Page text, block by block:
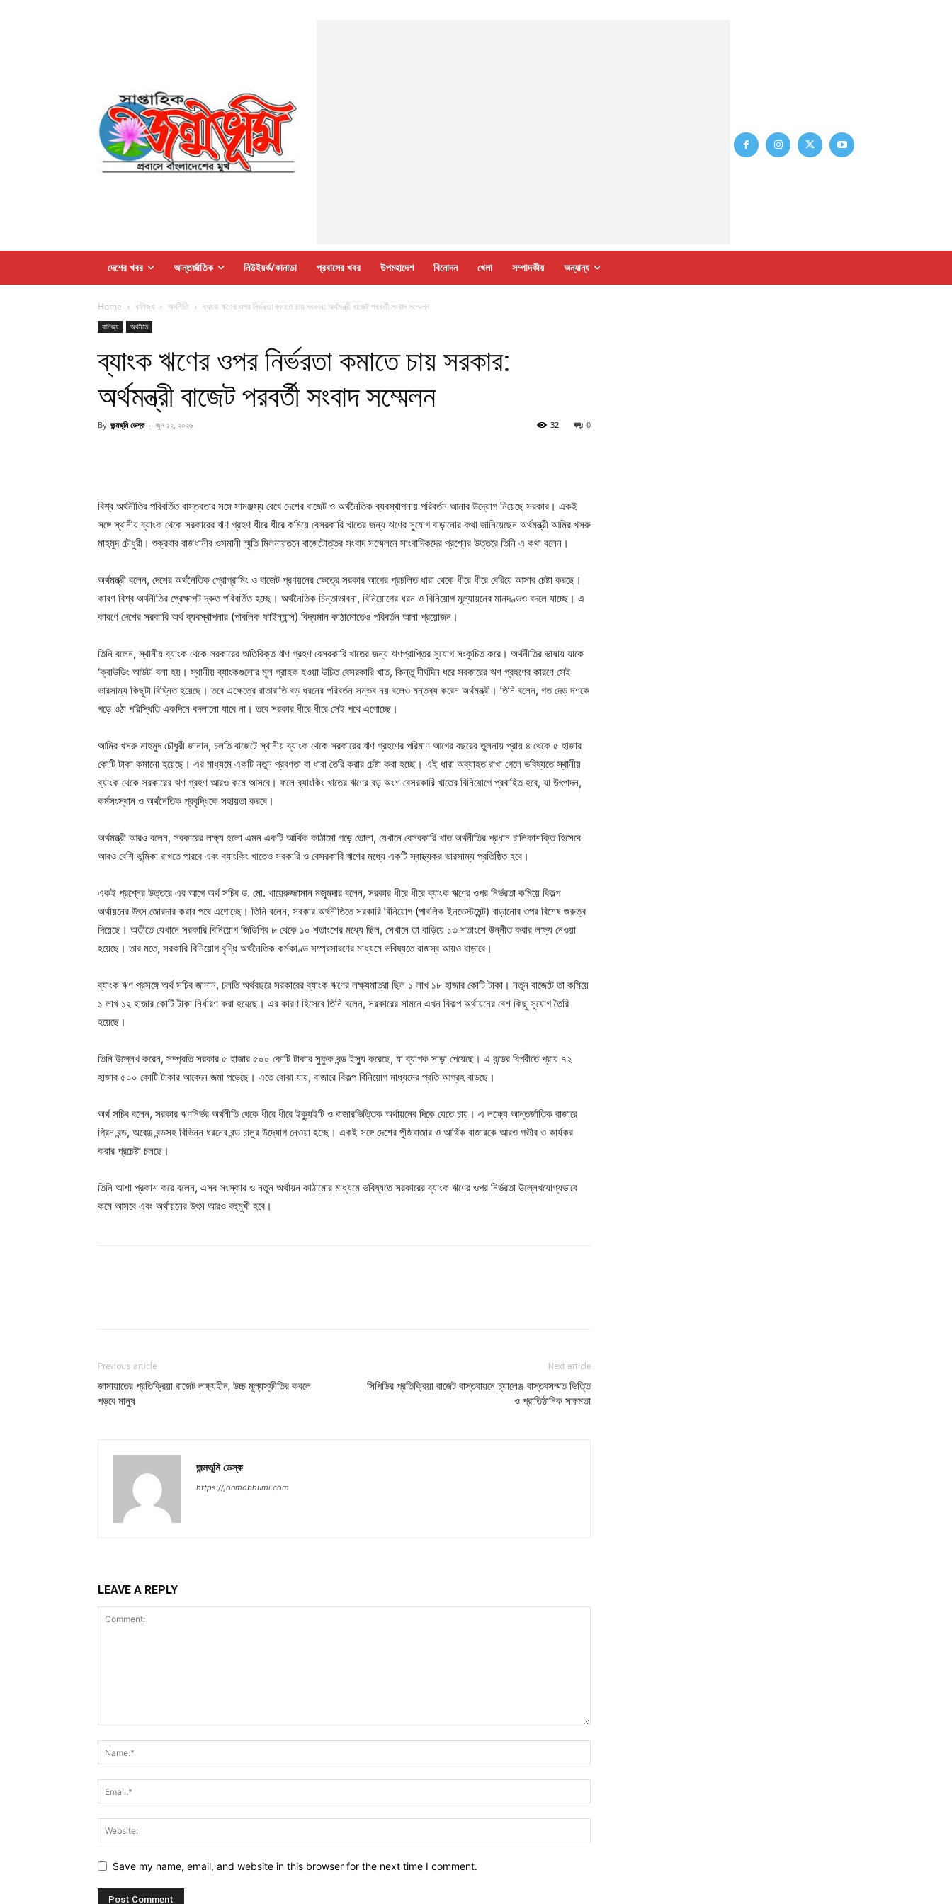
দেশের খবর আন্তর্জাতিক নিউইয়র্ক/কানাডা প্রবাসের খবর উপমহাদেশ বিনোদন খেলা সম্পাদকীয় অন্যান্য
Home বাণিজ্য অর্থনীতি ব্যাংক ঋণের ওপর নির্ভরতা কমাতে চায় সরকার: অর্থমন্ত্রী বাজেট পরবর্তী সংবাদ সম্মেলন
বাণিজ্য অর্থনীতি
ব্যাংক ঋণের ওপর নির্ভরতা কমাতে চায় সরকার:
অর্থমন্ত্রী বাজেট পরবর্তী সংবাদ সম্মেলন
By জন্মভূমি ডেস্ক - জুন ১২, ২০২৬ 0
32
বিশ্ব অর্থনীতির পরিবর্তিত বাস্তবতার সঙ্গে সামঞ্জস্য রেখে দেশের বাজেট ও অর্থনৈতিক ব্যবস্থাপনায় পরিবর্তন আনার উদ্যোগ নিয়েছে সরকার। একই
সঙ্গে স্থানীয় ব্যাংক থেকে সরকারের ঋণ গ্রহণ ধীরে ধীরে কমিয়ে বেসরকারি খাতের জন্য ঋণের সুযোগ বাড়ানোর কথা জানিয়েছেন অর্থমন্ত্রী আমির খসরু
মাহমুদ চৌধুরী। শুক্রবার রাজধানীর ওসমানী স্মৃতি মিলনায়তনে বাজেটোত্তর সংবাদ সম্মেলনে সাংবাদিকদের প্রশ্নের উত্তরে তিনি এ কথা বলেন।
অর্থমন্ত্রী বলেন, দেশের অর্থনৈতিক প্রোগ্রামিং ও বাজেট প্রণয়নের ক্ষেত্রে সরকার আগের প্রচলিত ধারা থেকে ধীরে ধীরে বেরিয়ে আসার চেষ্টা করছে।
কারণ বিশ্ব অর্থনীতির প্রেক্ষাপট দ্রুত পরিবর্তিত হচ্ছে। অর্থনৈতিক চিন্তাভাবনা, বিনিয়োগের ধরন ও বিনিয়োগ মূল্যায়নের মানদণ্ডও বদলে যাচ্ছে। এ
কারণে দেশের সরকারি অর্থ ব্যবস্থাপনার (পাবলিক ফাইন্যান্স) বিদ্যমান কাঠামোতেও পরিবর্তন আনা প্রয়োজন।
তিনি বলেন, স্থানীয় ব্যাংক থেকে সরকারের অতিরিক্ত ঋণ গ্রহণ বেসরকারি খাতের জন্য ঋণপ্রাপ্তির সুযোগ সংকুচিত করে। অর্থনীতির ভাষায় যাকে
‘ক্রাউডিং আউট’ বলা হয়। স্থানীয় ব্যাংকগুলোর মূল গ্রাহক হওয়া উচিত বেসরকারি খাত, কিন্তু দীর্ঘদিন ধরে সরকারের ঋণ গ্রহণের কারণে সেই
ভারসাম্য কিছুটা বিঘ্নিত হয়েছে। তবে এক্ষেত্রে রাতারাতি বড় ধরনের পরিবর্তন সম্ভব নয় বলেও মন্তব্য করেন অর্থমন্ত্রী। তিনি বলেন, গত দেড় দশকে
গড়ে ওঠা পরিস্থিতি একদিনে বদলানো যাবে না। তবে সরকার ধীরে ধীরে সেই পথে এগোচ্ছে।
আমির খসরু মাহমুদ চৌধুরী জানান, চলতি বাজেটে স্থানীয় ব্যাংক থেকে সরকারের ঋণ গ্রহণের পরিমাণ আগের বছরের তুলনায় প্রায় ৪ থেকে ৫ হাজার
কোটি টাকা কমানো হয়েছে। এর মাধ্যমে একটি নতুন প্রবণতা বা ধারা তৈরি করার চেষ্টা করা হচ্ছে। এই ধারা অব্যাহত রাখা গেলে ভবিষ্যতে স্থানীয়
ব্যাংক থেকে সরকারের ঋণ গ্রহণ আরও কমে আসবে। ফলে ব্যাংকিং খাতের ঋণের বড় অংশ বেসরকারি খাতের বিনিয়োগে প্রবাহিত হবে, যা উৎপাদন,
কর্মসংস্থান ও অর্থনৈতিক প্রবৃদ্ধিকে সহায়তা করবে।
অর্থমন্ত্রী আরও বলেন, সরকারের লক্ষ্য হলো এমন একটি আর্থিক কাঠামো গড়ে তোলা, যেখানে বেসরকারি খাত অর্থনীতির প্রধান চালিকাশক্তি হিসেবে
আরও বেশি ভূমিকা রাখতে পারবে এবং ব্যাংকিং খাতেও সরকারি ও বেসরকারি ঋণের মধ্যে একটি স্বাস্থ্যকর ভারসাম্য প্রতিষ্ঠিত হবে।
একই প্রশ্নের উত্তরে এর আগে অর্থ সচিব ড. মো. খায়েরুজ্জামান মজুমদার বলেন, সরকার ধীরে ধীরে ব্যাংক ঋণের ওপর নির্ভরতা কমিয়ে বিকল্প
অর্থায়নের উৎস জোরদার করার পথে এগোচ্ছে। তিনি বলেন, সরকার অর্থনীতিতে সরকারি বিনিয়োগ (পাবলিক ইনভেস্টমেন্ট) বাড়ানোর ওপর বিশেষ গুরুত্ব
দিয়েছে। অতীতে যেখানে সরকারি বিনিয়োগ জিডিপির ৮ থেকে ১০ শতাংশের মধ্যে ছিল, সেখানে তা বাড়িয়ে ১৩ শতাংশে উন্নীত করার লক্ষ্য নেওয়া
হয়েছে। তার মতে, সরকারি বিনিয়োগ বৃদ্ধি অর্থনৈতিক কর্মকাণ্ড সম্প্রসারণের মাধ্যমে ভবিষ্যতে রাজস্ব আয়ও বাড়াবে।
ব্যাংক ঋণ প্রসঙ্গে অর্থ সচিব জানান, চলতি অর্থবছরে সরকারের ব্যাংক ঋণের লক্ষ্যমাত্রা ছিল ১ লাখ ১৮ হাজার কোটি টাকা। নতুন বাজেটে তা কমিয়ে
১ লাখ ১২ হাজার কোটি টাকা নির্ধারণ করা হয়েছে। এর কারণ হিসেবে তিনি বলেন, সরকারের সামনে এখন বিকল্প অর্থায়নের বেশ কিছু সুযোগ তৈরি
হয়েছে।
তিনি উল্লেখ করেন, সম্প্রতি সরকার ৫ হাজার ৫০০ কোটি টাকার সুকুক বন্ড ইস্যু করেছে, যা ব্যাপক সাড়া পেয়েছে। এ বন্ডের বিপরীতে প্রায় ৭২
হাজার ৫০০ কোটি টাকার আবেদন জমা পড়েছে। এতে বোঝা যায়, বাজারে বিকল্প বিনিয়োগ মাধ্যমের প্রতি আগ্রহ বাড়ছে।
অর্থ সচিব বলেন, সরকার ঋণনির্ভর অর্থনীতি থেকে ধীরে ধীরে ইক্যুইটি ও বাজারভিত্তিক অর্থায়নের দিকে যেতে চায়। এ লক্ষ্যে আন্তর্জাতিক বাজারে
গ্রিন বন্ড, অরেঞ্জ বন্ডসহ বিভিন্ন ধরনের বন্ড চালুর উদ্যোগ নেওয়া হচ্ছে। একই সঙ্গে দেশের পুঁজিবাজার ও আর্থিক বাজারকে আরও গভীর ও কার্যকর
করার প্রচেষ্টা চলছে।
তিনি আশা প্রকাশ করে বলেন, এসব সংস্কার ও নতুন অর্থায়ন কাঠামোর মাধ্যমে ভবিষ্যতে সরকারের ব্যাংক ঋণের ওপর নির্ভরতা উল্লেখযোগ্যভাবে
কমে আসবে এবং অর্থায়নের উৎস আরও বহুমুখী হবে।
Previous article
জামায়াতের প্রতিক্রিয়া বাজেট লক্ষ্যহীন, উচ্চ মূল্যস্ফীতির কবলে
পড়বে মানুষ
Next article
সিপিডির প্রতিক্রিয়া বাজেট বাস্তবায়নে চ্যালেঞ্জ বাস্তবসম্মত ভিত্তি
ও প্রাতিষ্ঠানিক সক্ষমতা
জন্মভূমি ডেস্ক
https://jonmobhumi.com
LEAVE A REPLY
Save my name, email, and website in this browser for the next time I comment.